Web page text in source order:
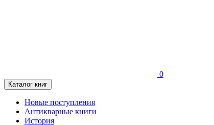
0
Каталог книг
Новые поступления
Антикварные книги
История